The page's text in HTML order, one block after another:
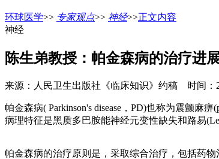
环球医学>> 专家观点>> 神经>>正文内容
神经
陈生弟教授：帕金森病的治疗进
来源：人民卫生出版社《临床知识》约稿 时间：
帕金森病( Parkinson's disease，PD)也称为震颤麻
病理特征是黑质多巴胺能神经元变性缺失和路易
帕金森病的治疗原则是，采取综合治疗，包括药